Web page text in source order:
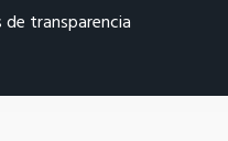
de transparencia